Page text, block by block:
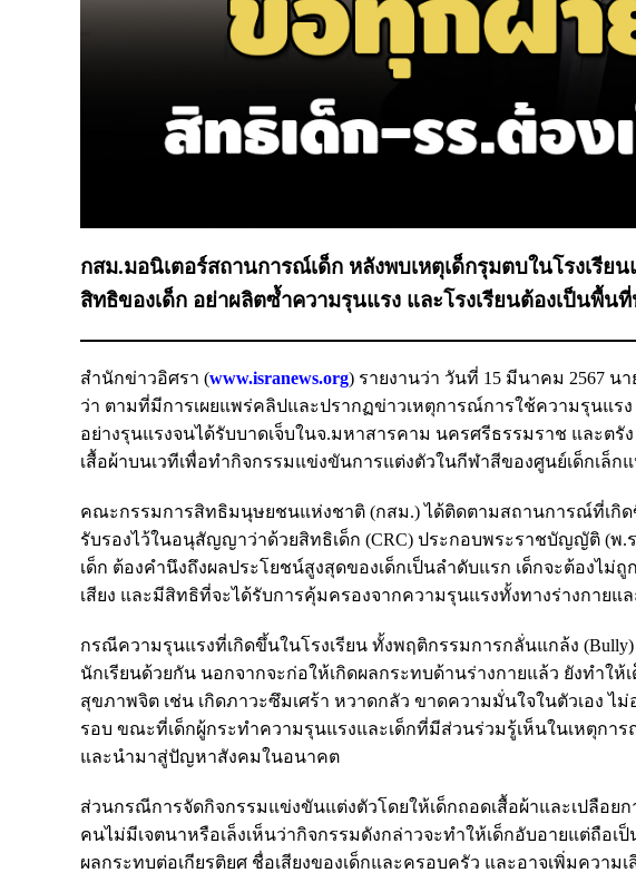
กสม.มอนิเตอร์สถานการณ์เด็ก หลังพบเหตุเด็กรุมตบในโรงเรีย
สิทธิของเด็ก อย่าผลิตซ้ำความรุนแรง และโรงเรียนต้องเป็นพื้น
สำนักข่าวอิศรา (www.isranews.org) รายงานว่า วันที่ 15 มีนาคม 2567
ว่า ตามที่มีการเผยแพร่คลิปและปรากฏข่าวเหตุการณ์การใช้ความรุนแร
อย่างรุนแรงจนได้รับบาดเจ็บในจ.มหาสารคาม นครศรีธรรมราช และต
เสื้อผ้าบนเวทีเพื่อทำกิจกรรมแข่งขันการแต่งตัวในกีฬาสีของศูนย์เด็กเล็
คณะกรรมการสิทธิมนุษยชนแห่งชาติ (กสม.) ได้ติดตามสถานการณ์ที่เกิด
รับรองไว้ในอนุสัญญาว่าด้วยสิทธิเด็ก (CRC) ประกอบพระราชบัญญัติ (พ.
เด็ก ต้องคำนึงถึงผลประโยชน์สูงสุดของเด็กเป็นลำดับแรก เด็กจะต้องไ
เสียง และมีสิทธิที่จะได้รับการคุ้มครองจากความรุนแรงทั้งทางร่างกายแล
กรณีความรุนแรงที่เกิดขึ้นในโรงเรียน ทั้งพฤติกรรมการกลั่นแกล้ง
นักเรียนด้วยกัน นอกจากจะก่อให้เกิดผลกระทบด้านร่างกายแล้ว ยังทำใ
สุขภาพจิต เช่น เกิดภาวะซึมเศร้า หวาดกลัว ขาดความมั่นใจในตัวเอง ไ
รอบ ขณะที่เด็กผู้กระทำความรุนแรงและเด็กที่มีส่วนร่วมรู้เห็นในเหตุก
และนำมาสู่ปัญหาสังคมในอนาคต
ส่วนกรณีการจัดกิจกรรมแข่งขันแต่งตัวโดยให้เด็กถอดเสื้อผ้าและเปลือ
คนไม่มีเจตนาหรือเล็งเห็นว่ากิจกรรมดังกล่าวจะทำให้เด็กอับอายแต่ถือ
ผลกระทบต่อเกียรติยศ ชื่อเสียงของเด็กและครอบครัว และอาจเพิ่มความเ